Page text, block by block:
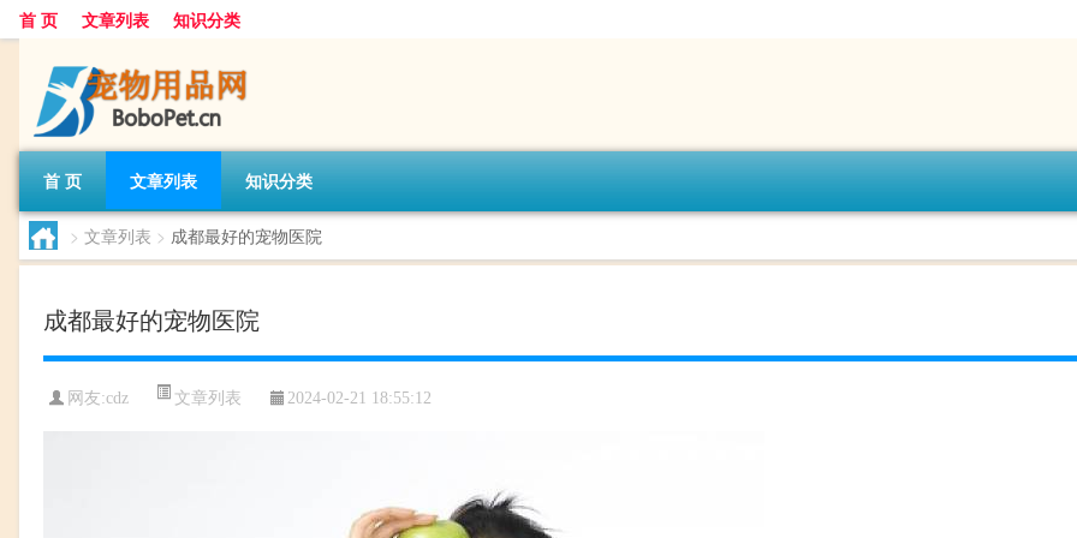
首 页 文章列表 知识分类
首 页 文章列表 知识分类
> 文章列表 > 成都最好的宠物医院
成都最好的宠物医院
网友:cdz 文章列表 2024-02-21 18:55:12